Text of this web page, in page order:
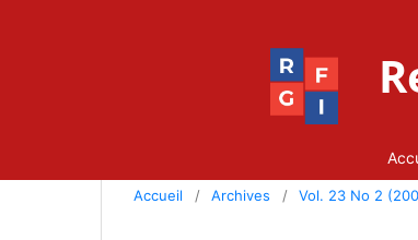
Accueil / Archives / Vol. 23 No 2